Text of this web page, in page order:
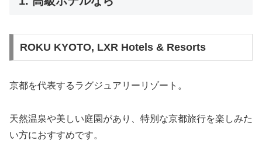
ROKU KYOTO, LXR Hotels & Resorts
京都を代表するラグジュアリーリゾート。
天然温泉や美しい庭園があり、特別な京都旅行を楽しみた
い方におすすめです。